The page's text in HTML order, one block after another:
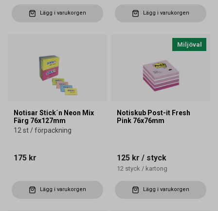
Lägg i varukorgen Lägg i varukorgen
Notisar Stick´n Neon Mix
Färg 76x127mm
12 st / förpackning
175 kr
Lägg i varukorgen
Miljöval
Notiskub Post-it Fresh
Pink 76x76mm
125 kr / styck
12 styck / kartong
Lägg i varukorgen